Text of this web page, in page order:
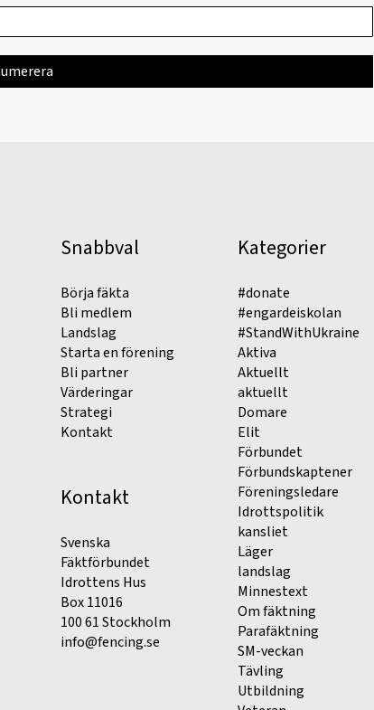
Snabbval
Börja fäkta
Bli medlem
Landslag
Starta en förening
Bli partner
Värderingar
Strategi
Kontakt
Kontakt
Svenska
Fäktförbundet
Idrottens Hus
Box 11016
100 61 Stockholm
info@fencing.se
Kategorier
#donate
#engardeiskolan
#StandWithUkraine
Aktiva
Aktuellt
aktuellt
Domare
Elit
Förbundet
Förbundskaptener
Föreningsledare
Idrottspolitik
kansliet
Läger
landslag
Minnestext
Om fäktning
Parafäktning
SM-veckan
Tävling
Utbildning